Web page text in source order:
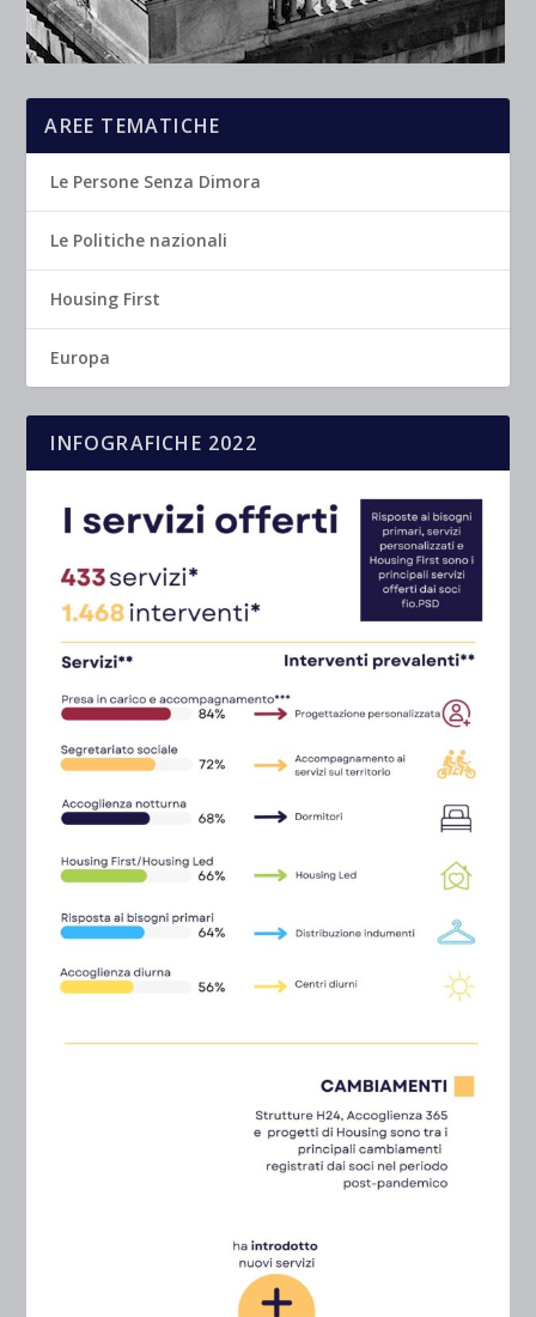
AREE TEMATICHE
Le Persone Senza Dimora
Le Politiche nazionali
Housing First
Europa
INFOGRAFICHE 2022